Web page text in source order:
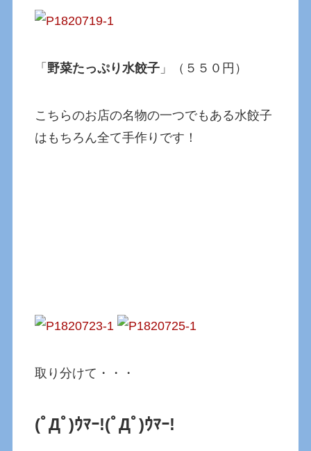
「 野菜たっぷり水餃子 」（５５０円）
こちらのお店の名物の一つでもある水餃子
はもちろん全て手作りです！
取り分けて・・・
(ﾟДﾟ)ｳﾏｰ!(ﾟДﾟ)ｳﾏｰ!